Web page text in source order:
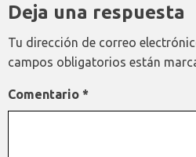
Deja una respuesta
Tu dirección de correo
campos obligatorios están
Comentario *